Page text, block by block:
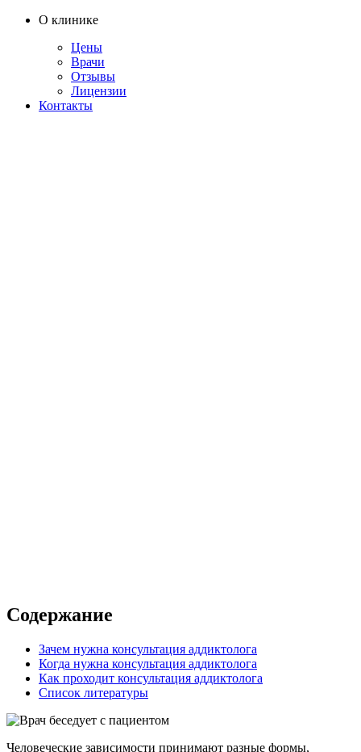
О клинике
Цены
Врачи
Отзывы
Лицензии
Контакты
Содержание
Зачем нужна консультация аддиктолога
Когда нужна консультация аддиктолога
Как проходит консультация аддиктолога
Список литературы
Человеческие зависимости принимают разные формы,